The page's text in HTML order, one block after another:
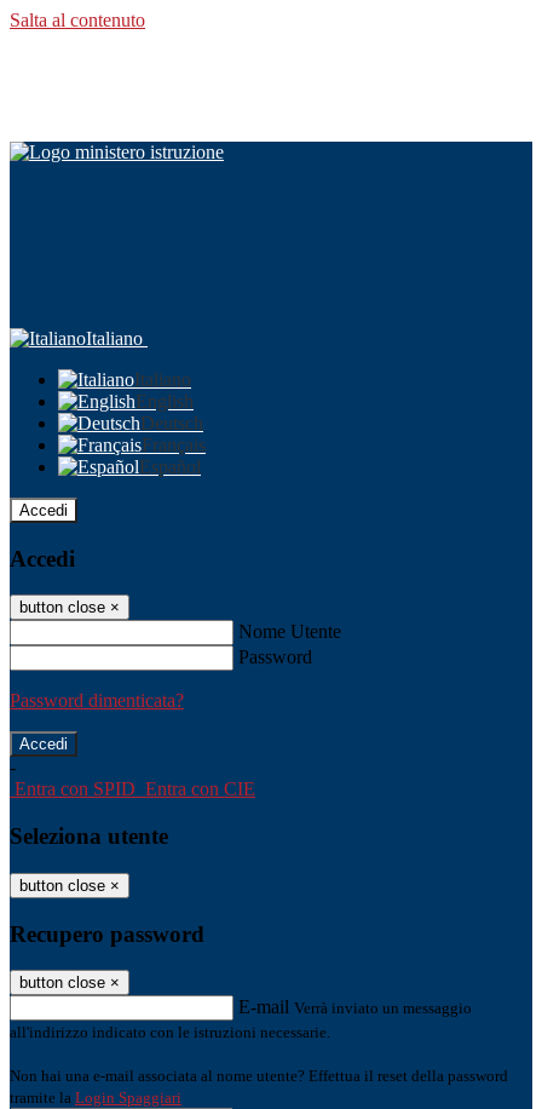
Salta al contenuto
Italiano
Italiano
English
Deutsch
Français
Español
Accedi
Accedi
button close ×
Nome Utente
Password
Password dimenticata?
-
Entra con SPID Entra con CIE
Seleziona utente
button close ×
Recupero password
button close ×
E-mail Verrà inviato un messaggio
all'indirizzo indicato con le istruzioni necessarie.
Non hai una e-mail associata al nome utente? Effettua il reset della password
tramite la Login Spaggiari